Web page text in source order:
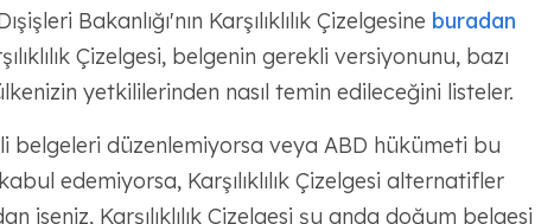
Bakanlığı'nın Karşılıklılık Çizelgesine buradan
Çizelgesi, belgenin gerekli versiyonunu, bazı
yetkililerinden nasıl temin edileceğini listeler.
belgeleri düzenlemiyorsa veya ABD hükümeti bu
edemiyorsa, Karşılıklılık Çizelgesi alternatifler
iseniz, Karşılıklılık Çizelgesi şu anda doğum belgesi